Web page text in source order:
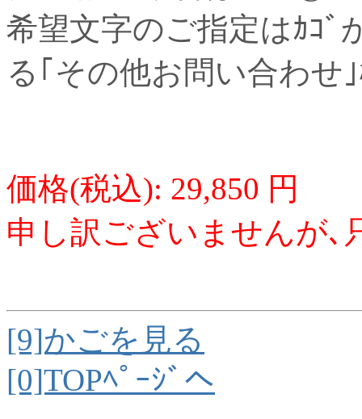
希望文字のご指定はｶｺﾞ
る｢その他お問い合わせ
価格(税込): 29,850 円
申し訳ございませんが､
[9]かごを見る
[0]TOPﾍﾟｰｼﾞへ